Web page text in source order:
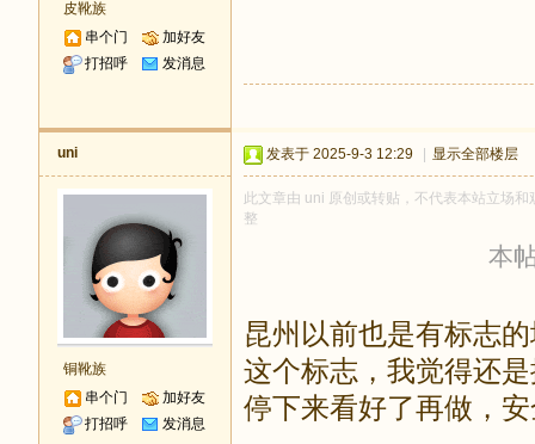
皮靴族
串个门
加好友
打招呼
发消息
uni
铜靴族
串个门
加好友
打招呼
发消息
发表于 2025-9-3 12:29 显示全部楼层
此文章由 uni 原创或转贴，不代表本站立场
整
本
昆州以前也是有标志
这个标志，我觉得还
停下来看好了再做，